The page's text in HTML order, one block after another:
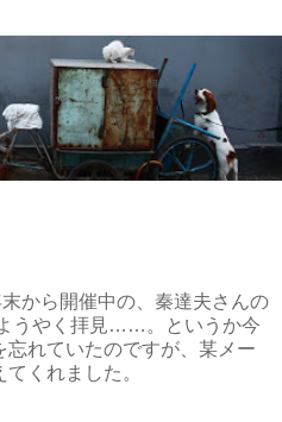
から開催中の、秦達夫さんの
うやく拝見……。というか今
れていたのですが、某メー
くれました。